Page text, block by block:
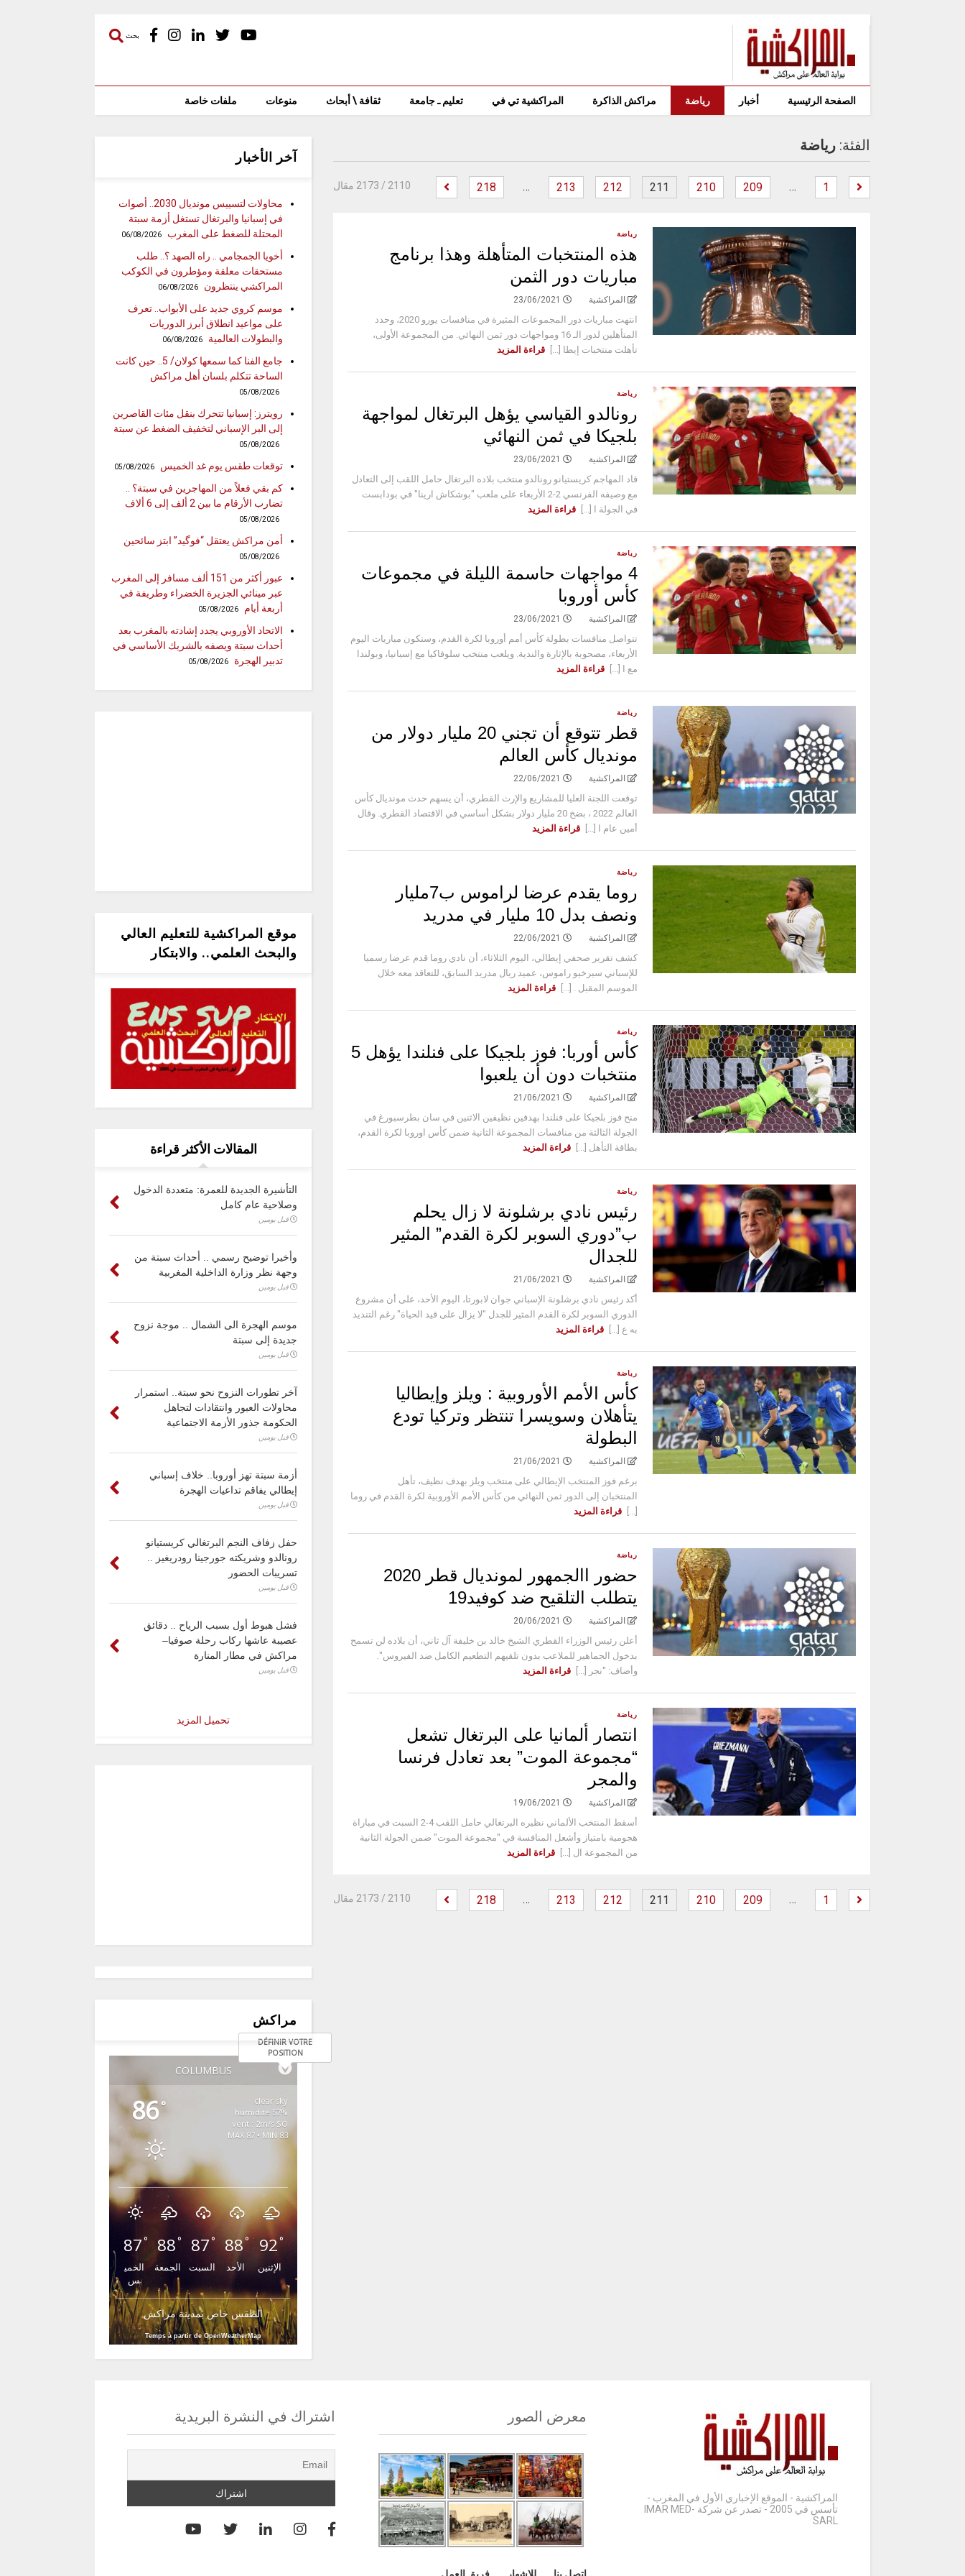
بحث
الصفحة الرئيسية أخبار رياضة مراكش الذاكرة المراكشية تي في تعليم ـ جامعة ثقافة \ أبحاث منوعات ملفات خاصة
الفئة: رياضة
1
…
209
210
211
212
213
…
218
2110 / 2173 مقال
رياضة
هذه المنتخبات المتأهلة وهذا برنامج
مباريات دور الثمن
المراكشية 23/06/2021
انتهت مباريات دور المجموعات المثيرة في منافسات يورو 2020، وحدد
المتأهلين لدور الـ 16 ومواجهات دور ثمن النهائي. من المجموعة الأولى،
تأهلت منتخبات إيطا [...]
قراءة المزيد
رياضة
رونالدو القياسي يؤهل البرتغال لمواجهة
بلجيكا في ثمن النهائي
المراكشية 23/06/2021
قاد المهاجم كريستيانو رونالدو منتخب بلاده البرتغال حامل اللقب إلى التعادل
مع وصيفه الفرنسي 2-2 الأربعاء على ملعب "بوشكاش ارينا" في بودابست
في الجولة ا [...]
قراءة المزيد
رياضة
4 مواجهات حاسمة الليلة في مجموعات
كأس أوروبا
المراكشية 23/06/2021
تتواصل منافسات بطولة كأس أمم أوروبا لكرة القدم، وستكون مباريات اليوم
الأربعاء، مصحوبة بالإثارة والندية. ويلعب منتخب سلوفاكيا مع إسبانيا، وبولندا
مع ا [...]
قراءة المزيد
رياضة
قطر تتوقع أن تجني 20 مليار دولار من
مونديال كأس العالم
المراكشية 22/06/2021
توقعت اللجنة العليا للمشاريع والإرث القطري، أن يسهم حدث مونديال كأس
العالم 2022 ، بضخ 20 مليار دولار بشكل أساسي في الاقتصاد القطري. وقال
أمين عام ا [...]
قراءة المزيد
رياضة
روما يقدم عرضا لراموس ب7مليار
ونصف بدل 10 مليار في مدريد
المراكشية 22/06/2021
كشف تقرير صحفي إيطالي، اليوم الثلاثاء، أن نادي روما قدم عرضا رسميا
للإسباني سيرخيو راموس، عميد ريال مدريد السابق، للتعاقد معه خلال
الموسم المقبل . [...]
قراءة المزيد
رياضة
كأس أوربا: فوز بلجيكا على فنلندا يؤهل 5
منتخبات دون أن يلعبوا
المراكشية 21/06/2021
منح فوز بلجيكا على فنلندا بهدفين نظيفين الاثنين في سان بطرسبورغ في
الجولة الثالثة من منافسات المجموعة الثانية ضمن كأس اوروبا لكرة القدم،
بطاقة التأهل [...]
قراءة المزيد
رياضة
رئيس نادي برشلونة لا زال يحلم
ب”دوري السوبر لكرة القدم” المثير
للجدال
المراكشية 21/06/2021
أكد رئيس نادي برشلونة الإسباني جوان لابورتا، اليوم الأحد، على أن مشروع
الدوري السوبر لكرة القدم المثير للجدل "لا يزال على قيد الحياة" رغم التنديد
به ع [...]
قراءة المزيد
رياضة
كأس الأمم الأوروبية : ويلز وإيطاليا
يتأهلان وسويسرا تنتظر وتركيا تودع
البطولة
المراكشية 21/06/2021
برغم فوز المنتخب الإيطالي على منتخب ويلز بهدف نظيف، تأهل
المنتخبان إلى الدور ثمن النهائي من كأس الأمم الأوروبية لكرة القدم في روما
[...]
قراءة المزيد
رياضة
حضور االجمهور لمونديال قطر 2020
يتطلب التلقيح ضد كوفيد19
المراكشية 20/06/2021
أعلن رئيس الوزراء القطري الشيخ خالد بن خليفة آل ثاني، أن بلاده لن تسمح
بدخول الجماهير للملاعب بدون تلقيهم التطعيم الكامل ضد الفيروس".
وأضاف: "نجر [...]
قراءة المزيد
رياضة
انتصار ألمانيا على البرتغال تشعل
“مجموعة الموت” بعد تعادل فرنسا
والمجر
المراكشية 19/06/2021
أسقط المنتخب الألماني نظيره البرتغالي حامل اللقب 4-2 السبت في مباراة
هجومية بامتياز وأشعل المنافسة في "مجموعة الموت" ضمن الجولة الثانية
من المجموعة ال [...]
قراءة المزيد
1
…
209
210
211
212
213
…
218
2110 / 2173 مقال
آخر الأخبار
محاولات لتسييس مونديال 2030.. أصوات
في إسبانيا والبرتغال تستغل أزمة سبتة
المحتلة للضغط على المغرب
06/08/2026
أخويا الجمجامي .. راه الصهد ؟.. طلب
مستحقات معلقة ومؤطرون في الكوكب
المراكشي ينتظرون
06/08/2026
موسم كروي جديد على الأبواب.. تعرف
على مواعيد انطلاق أبرز الدوريات
والبطولات العالمية
06/08/2026
جامع الفنا كما سمعها كولان/ 5.. حين كانت
الساحة تتكلم بلسان أهل مراكش
05/08/2026
رويترز: إسبانيا تتحرك بنقل مئات القاصرين
إلى البر الإسباني لتخفيف الضغط عن سبتة
05/08/2026
توقعات طقس يوم غد الخميس 05/08/2026
كم بقي فعلاً من المهاجرين في سبتة؟ ..
تضارب الأرقام ما بين 2 ألف إلى 6 ألاف
05/08/2026
أمن مراكش يعتقل “فوگيد” ابتز سائحين
05/08/2026
عبور أكثر من 151 ألف مسافر إلى المغرب
عبر مينائي الجزيرة الخضراء وطريفة في
أربعة أيام
05/08/2026
الاتحاد الأوروبي يجدد إشادته بالمغرب بعد
أحداث سبتة ويصفه بالشريك الأساسي في
تدبير الهجرة
05/08/2026
موقع المراكشية للتعليم العالي
والبحث العلمي.. والابتكار
المقالات الأكثر قراءة
التأشيرة الجديدة للعمرة: متعددة الدخول
وصلاحية عام كامل
قبل يومين
وأخيرا توضيح رسمي .. أحداث سبتة من
وجهة نظر وزارة الداخلية المغربية
قبل يومين
موسم الهجرة الى الشمال .. موجة نزوح
جديدة إلى سبتة
قبل يومين
آخر تطورات النزوح نحو سبتة.. استمرار
محاولات العبور وانتقادات لتجاهل
الحكومة جذور الأزمة الاجتماعية
قبل يومين
أزمة سبتة تهز أوروبا.. خلاف إسباني
إيطالي يفاقم تداعيات الهجرة
قبل يومين
حفل زفاف النجم البرتغالي كريستيانو
رونالدو وشريكته جورجينا رودريغيز ..
تسريبات الحضور
قبل يومين
فشل هبوط أول بسبب الرياح .. دقائق
عصيبة عاشها ركاب رحلة صوفيا–
مراكش في مطار المنارة
قبل يومين
تحميل المزيد
مراكش
COLUMBUS
DÉFINIR VOTRE
POSITION
86°
clear sky
57% humidité
vent : 2m/s SO
MAX 87 • MIN 83
87°
الخمي
س
88°
الجمعة
87°
السبت
88°
الأحد
92°
الإثنين
الطقس خاص بمدينة مراكش
Temps à partir de OpenWeatherMap
المراكشية - الموقع الإخباري الأول في المغرب -
تأسس في 2005 - تصدر عن شركة IMAR MED-
SARL
معرض الصور اشتراك في النشرة البريدية